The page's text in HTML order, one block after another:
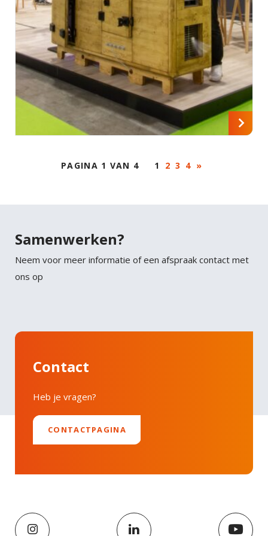
PAGINA 1 VAN 4 1 2 3 4 »
Samenwerken?
Neem voor meer informatie of een afspraak contact met
ons op
Contact
Heb je vragen?
CONTACTPAGINA